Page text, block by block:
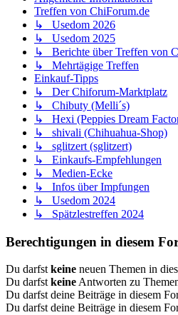
Treffen von ChiForum.de
↳ Usedom 2026
↳ Usedom 2025
↳ Berichte über Treffen von
↳ Mehrtägige Treffen
Einkauf-Tipps
↳ Der Chiforum-Marktplatz
↳ Chibuty (Melli´s)
↳ Hexi (Peppies Dream
↳ shivali (Chihuahua-Shop)
↳ sglitzert (sglitzert)
↳ Einkaufs-Empfehlungen
↳ Medien-Ecke
↳ Infos über Impfungen
↳ Usedom 2024
↳ Spätzlestreffen 2024
Berechtigungen in diesem
Du darfst keine neuen Themen in
Du darfst keine Antworten zu
Du darfst deine Beiträge in diesem
Du darfst deine Beiträge in diesem